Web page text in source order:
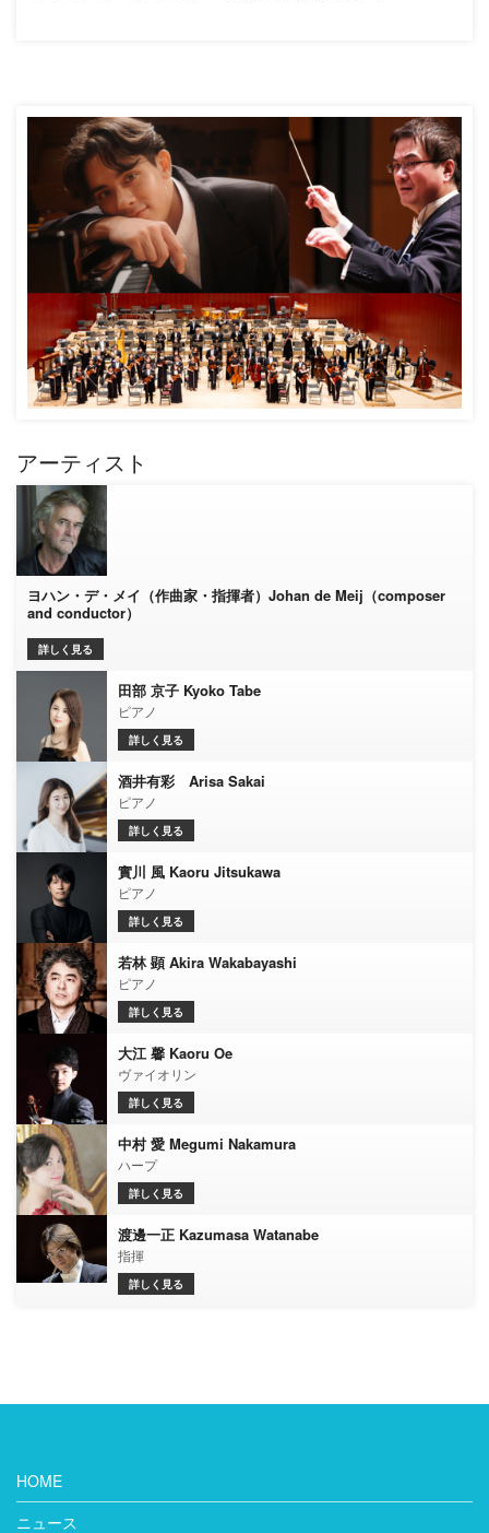
アーティスト
ヨハン・デ・メイ（作曲家・指揮者）Johan de Meij（composer
and conductor）
詳しく見る
田部 京子 Kyoko Tabe
ピアノ
詳しく見る
酒井有彩 Arisa Sakai
ピアノ
詳しく見る
實川 風 Kaoru Jitsukawa
ピアノ
詳しく見る
若林 顕 Akira Wakabayashi
ピアノ
詳しく見る
大江 馨 Kaoru Oe
ヴァイオリン
詳しく見る
中村 愛 Megumi Nakamura
ハープ
詳しく見る
渡邊一正 Kazumasa Watanabe
指揮
詳しく見る
HOME
ニュース